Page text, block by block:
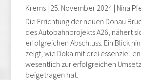
Krems | 25. November 2024 | Nina
Die Errichtung der neuen Donau
des Autobahnprojekts A26, nähert
erfolgreichen Abschluss. Ein Blick
zeigt, wie Doka mit drei
wesentlich zur erfolgreichen
beigetragen hat.